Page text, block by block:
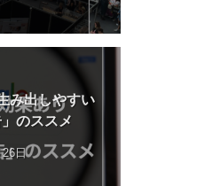
み出しやすい
」のススメ
26日